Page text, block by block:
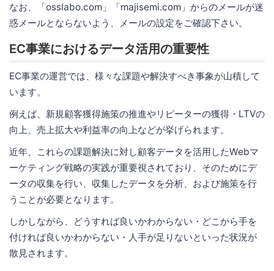
なお、「osslabo.com」「majisemi.com」からのメールが迷
惑メールとならないよう、メールの設定をご確認下さい。
EC事業におけるデータ活用の重要性
EC事業の運営では、様々な課題や解決すべき事象が山積して
います。
例えば、新規顧客獲得施策の推進やリピーターの獲得・LTVの
向上、売上拡大や利益率の向上などが挙げられます。
近年、これらの課題解決に対し顧客データを活用したWebマ
ーケティング戦略の実践が重要視されており、そのためにデ
ータの収集を行い、収集したデータを分析、および施策を行
うことが必要となります。
しかしながら、どうすれば良いかわからない・どこから手を
付ければ良いかわからない・人手が足りないといった状況が
散見されます。